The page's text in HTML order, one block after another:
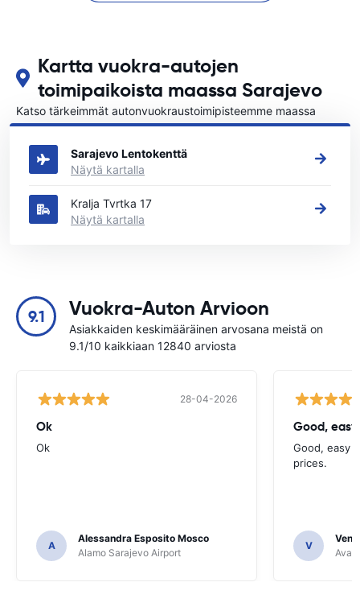
Kartta vuokra-autojen
toimipaikoista maassa Sarajevo
Katso tärkeimmät autonvuokraustoimipisteemme maassa
Sarajevo
Sarajevo Lentokenttä
Näytä kartalla
Kralja Tvrtka 17
Näytä kartalla
9.1 Vuokra-Auton Arvioon
Asiakkaiden keskimääräinen arvosana meistä on
9.1/10 kaikkiaan 12840 arviosta
28-04-2026
Ok
Ok
A
Alessandra Esposito Mosco
Alamo Sarajevo Airport
Good,
Good, easy
prices.
V